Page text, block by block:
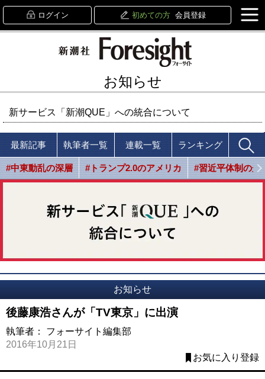
ログイン 初めての方 会員登録
お知らせ
新サービス「新潮QUE」への統合について
最新記事 執筆者一覧 連載一覧 ランキング
#中東動乱の深層 #トランプ2.0のアメリカ #習近平体制の光
お知らせ
後藤康浩さんが「TV東京」に出演
執筆者： フォーサイト編集部
2016年10月21日
お気に入り登録